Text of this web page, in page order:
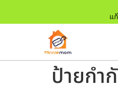
แ
ป้ายกำ